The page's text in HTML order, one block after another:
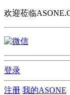
欢迎莅临
登录
注册 我的ASONE